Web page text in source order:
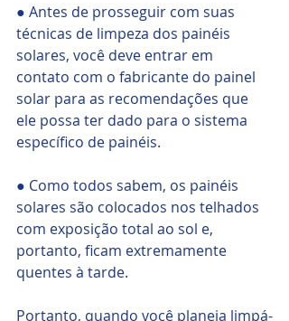
● Antes de prosseguir com suas
técnicas de limpeza dos painéis
solares, você deve entrar em
contato com o fabricante do painel
solar para as recomendações que
ele possa ter dado para o sistema
específico de painéis.
● Como todos sabem, os painéis
solares são colocados nos telhados
com exposição total ao sol e,
portanto, ficam extremamente
quentes à tarde.
Portanto, quando você planeja limpá-